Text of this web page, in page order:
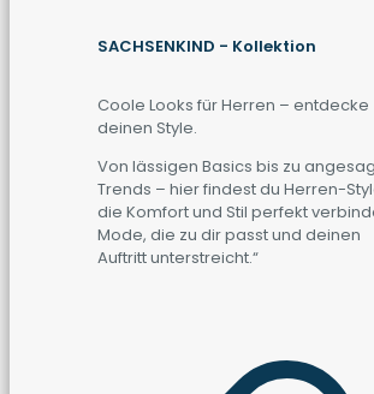
SACHSENKIND - Kollektion
Coole Looks für Herren – entdecke
deinen Style.
Von lässigen Basics bis zu
Trends – hier findest du Herren-
die Komfort und Stil perfekt
Mode, die zu dir passt und deinen
Auftritt unterstreicht.“